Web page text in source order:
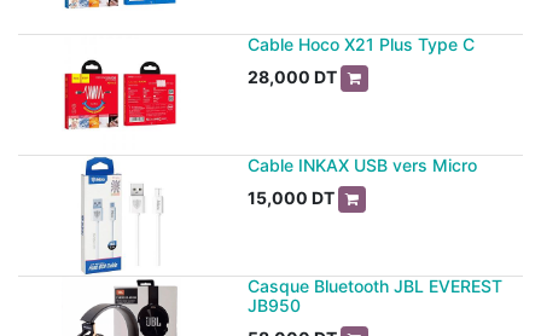
Cable Hoco X21 Plus Type C
28,000 DT
Cable INKAX USB vers Micro
15,000 DT
Casque Bluetooth JBL EVEREST
JB950